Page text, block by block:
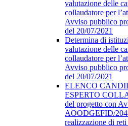
valutazione delle
collaudatore per
Avviso pubblico
del 20/07/2021
Determina di
valutazione delle
collaudatore per
Avviso pubblico
del 20/07/2021
ELENCO
ESPERTO
del progetto con
AOODGEFID/
realizzazione di